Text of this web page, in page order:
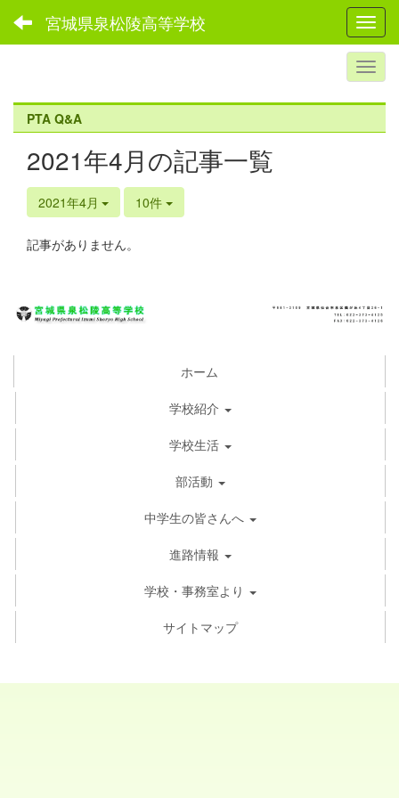
宮城県泉松陵高等学校
PTA Q&A
2021年4月の記事一覧
2021年4月 10件
記事がありません。
ホーム
学校紹介
学校生活
部活動
中学生の皆さんへ
進路情報
学校・事務室より
サイトマップ